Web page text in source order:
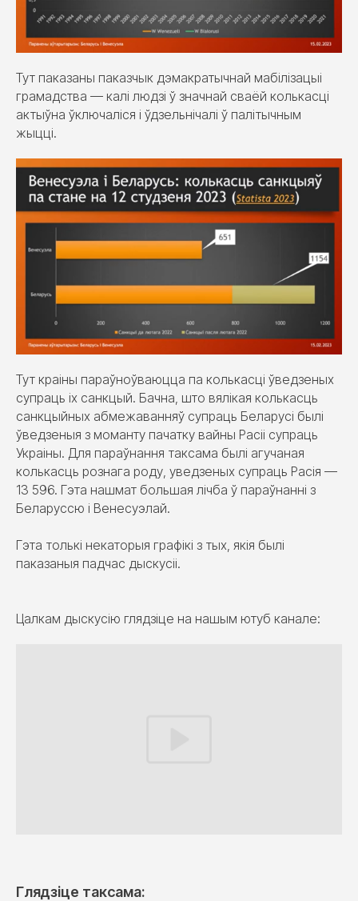
Тут паказаны паказчык дэмакратычнай мабілізацыі
грамадства — калі людзі ў значнай сваёй колькасці
актыўна ўключаліся і ўдзельнічалі ў палітычным
жыцці.
Тут краіны параўноўваюцца па колькасці ўведзеных
супраць іх санкцый. Бачна, што вялікая колькасць
санкцыйных абмежаванняў супраць Беларусі былі
ўведзеныя з моманту пачатку вайны Расіі супраць
Украіны. Для параўнання таксама былі агучаная
колькасць рознага роду, уведзеных супраць Расія —
13 596. Гэта нашмат большая лічба ў параўнанні з
Беларуссю і Венесуэлай.
Гэта толькі некаторыя графікі з тых, якія былі
паказаныя падчас дыскусіі.
Цалкам дыскусію глядзіце на нашым ютуб канале:
Глядзіце таксама: